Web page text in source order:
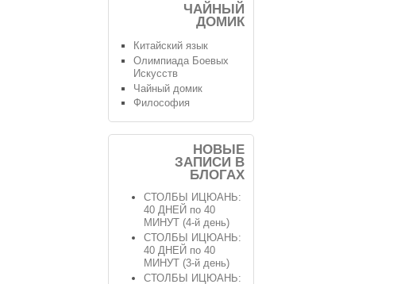
ЧАЙНЫЙ
ДОМИК
Китайский язык
Олимпиада Боевых
Искусств
Чайный домик
Философия
НОВЫЕ
ЗАПИСИ В
БЛОГАХ
СТОЛБЫ ИЦЮАНЬ:
40 ДНЕЙ по 40
МИНУТ (4-й день)
СТОЛБЫ ИЦЮАНЬ:
40 ДНЕЙ по 40
МИНУТ (3-й день)
СТОЛБЫ ИЦЮАНЬ: